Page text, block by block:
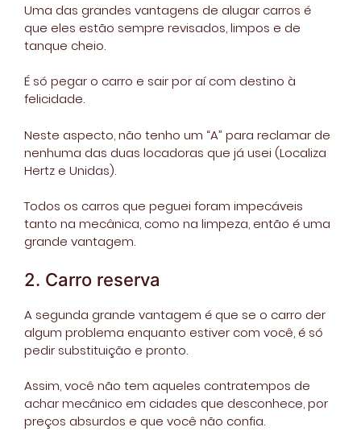
Uma das grandes vantagens de alugar carros é
que eles estão sempre revisados, limpos e de
tanque cheio.
É só pegar o carro e sair por aí com destino à
felicidade.
Neste aspecto, não tenho um “A” para reclamar de
nenhuma das duas locadoras que já usei (Localiza
Hertz e Unidas).
Todos os carros que peguei foram impecáveis
tanto na mecânica, como na limpeza, então é uma
grande vantagem.
2. Carro reserva
A segunda grande vantagem é que se o carro der
algum problema enquanto estiver com você, é só
pedir substituição e pronto.
Assim, você não tem aqueles contratempos de
achar mecânico em cidades que desconhece, por
preços absurdos e que você não confia.